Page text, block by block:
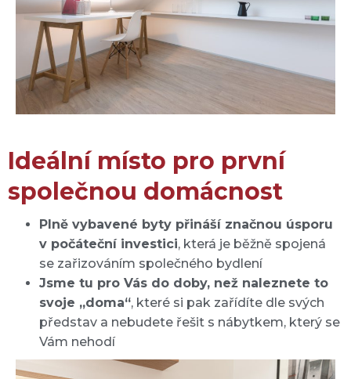
Ideální místo pro první
společnou domácnost
Plně vybavené byty přináší značnou úsporu
v počáteční investici, která je běžně spojená
se zařizováním společného bydlení
Jsme tu pro Vás do doby, než naleznete to
svoje „doma“, které si pak zařídíte dle svých
představ a nebudete řešit s nábytkem, který se
Vám nehodí